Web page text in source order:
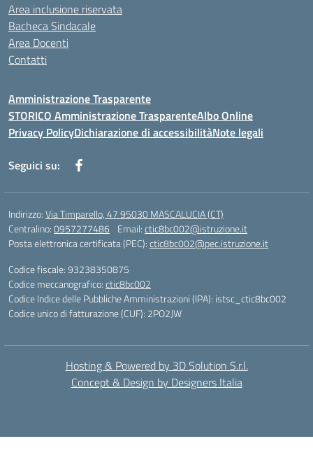
Area inclusione riservata
Bacheca Sindacale
Area Docenti
Contatti
Amministrazione Trasparente
STORICO Amministrazione TrasparenteAlbo Online
Privacy PolicyDichiarazione di accessibilitàNote legali
Seguici su:
Indirizzo:Via Timparello, 47 95030 MASCALUCIA (CT)
Centralino:0957277486 Email:ctic8bc002@istruzione.it
Posta elettronica certificata (PEC):ctic8bc002@pec.istruzione.it
Codice fiscale: 93238350875
Codice meccanografico:ctic8bc002
Codice Indice delle Pubbliche Amministrazioni (IPA): istsc_ctic8bc002
Codice unico di fatturazione (CUF): 2PO2JW
Hosting & Powered by 3D Solution S.r.l.
Concept & Design by Designers Italia